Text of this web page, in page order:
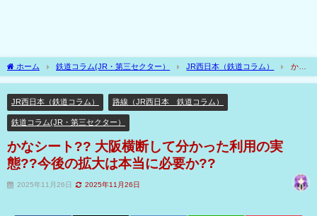
ホーム 鉄道コラム(JR・第三セクター） JR西日本（鉄道コラム）
かな
シート?? 大阪横断して分かった利用の実態??今後の拡大は本当に必要か??
JR西日本（鉄道コラム） 路線（JR西日本 鉄道コラム）
鉄道コラム(JR・第三セクター）
かなシート?? 大阪横断して分かった利用の実
態??今後の拡大は本当に必要か??
2025年11月26日 2025年11月26日